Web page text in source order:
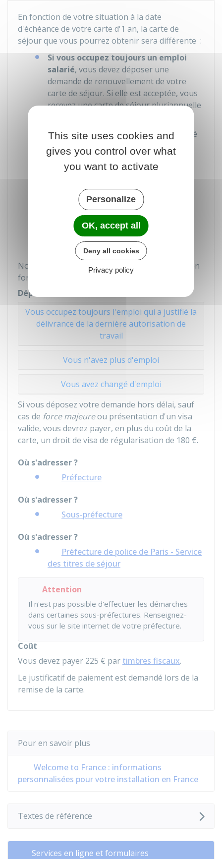
En fonction de votre situation à la date
d'échéance de votre carte d'1 an, la carte de
séjour que vous pourrez obtenir sera différente :
Si vous occupez toujours un emploi
salarié, vous devez déposer une
demande de renouvellement de votre
carte de séjour. Si elle est acceptée, vous
recevez une carte de séjour pluriannuelle
Si vous êtes au chômage, et indemnisé
par France Travail (anciennement Pôle
emploi), vous pouvez bénéficier d'une
nouvelle carte de séjour temporaire
cette période vous n'avez pas retrouvé
d'emploi, vous recevrez une nouvelle
carte de séjour temporaire
durée est égale à celle de vos droits à
l'assurance chômage.
Nous vous indiquons les démarches à réaliser en
fonction de votre situation.
Dépôt de la demande
Vous occupez toujours l'emploi qui a justifié la
délivrance de la dernière autorisation de
travail
Vous n'avez plus d'emploi
Vous avez changé d'emploi
Si vous déposez votre demande hors délai, sauf
cas de force majeureou présentation d'un visa
valide, vous devrez payer, en plus du coût de la
carte, un droit de visa de régularisation de 180 €.
Où s'adresser ?
Préfecture
Où s'adresser ?
Sous-préfecture
Où s'adresser ?
Préfecture de police de Paris - Service
des titres de séjour
Attention
Il n'est pas possible d'effectuer les démarches
dans certaines sous-préfectures. Renseignez-
vous sur le site internet de votre préfecture.
Coût
Vous devez payer 225 € par timbres fiscaux.
Le justificatif de paiement est demandé lors de la
remise de la carte.
Pour en savoir plus
Welcome to France : informations
personnalisées pour votre installation en France
Textes de référence
Services en ligne et formulaires
This site uses cookies and
gives you control over what
you want to activate
Personalize
OK, accept all
Deny all cookies
Privacy policy